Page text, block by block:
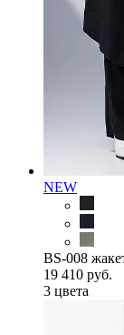
NEW
BS-008
19 410 руб.
3 цветa